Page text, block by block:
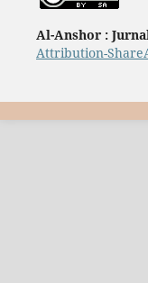
Al-Anshor :
Attribution-